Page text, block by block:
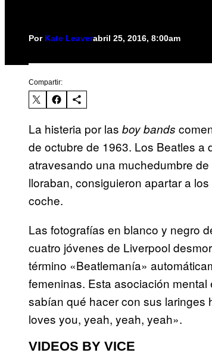
Por Kate Leaverabril 25, 2016, 8:00am
Compartir:
La histeria por las boy bands
de octubre de 1963. Los Beatles a
atravesando una muchedumbre
lloraban, consiguieron apartar a
coche.
Las fotografías en blanco y negro
cuatro jóvenes de Liverpool
término «Beatlemanía»
femeninas. Esta asociación
sabían qué hacer con sus laringes
loves you, yeah, yeah, yeah».
VIDEOS BY VICE